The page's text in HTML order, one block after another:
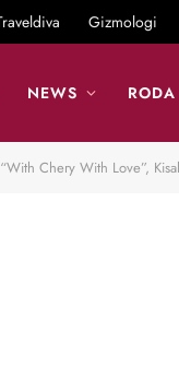
Gizmologi
NEWS
“With Chery With Love”,